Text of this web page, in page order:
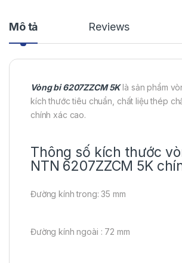
Mô tả Reviews
Vòng bi 6207ZZCM 5Klà sản phẩm
kích thước tiêu chuẩn, chất liệu thép
chính xác cao.
Thông số kích thước
NTN 6207ZZCM 5K
Đường kính trong: 35 mm
Đường kính ngoài : 72 mm